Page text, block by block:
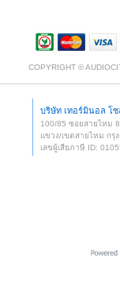
COPYRIGHT ©
บริษัท เทอร์มินอล โ
100/85 ซอยสายไหม
แขวง/เขตสายไหม กรุ
เลขผู้เสียภาษี ID: